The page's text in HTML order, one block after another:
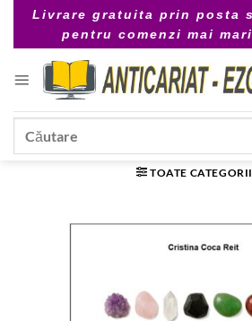
Livrare gratuita prin posta
pentru comenzi mai
Caută
TOATE